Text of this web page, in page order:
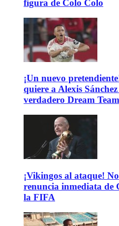
figura de Colo Colo
¡Un nuevo
quiere a Alexis
verdadero Dream Team
¡Vikingos al ataque!
renuncia inmediata de
la FIFA